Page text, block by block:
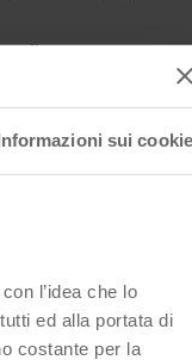
sui cookie
l’idea che lo
ed alla portata di
costante per la
l'accesso
la password
questa risposta utile